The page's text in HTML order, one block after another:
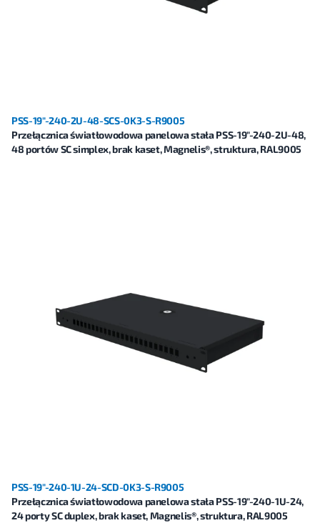
PSS-19"-240-2U-48-SCS-0K3-S-R9005
Przełącznica światłowodowa panelowa stała PSS-19"-240-2U-48,
48 portów SC simplex, brak kaset, Magnelis®, struktura, RAL9005
PSS-19"-240-1U-24-SCD-0K3-S-R9005
Przełącznica światłowodowa panelowa stała PSS-19"-240-1U-24,
24 porty SC duplex, brak kaset, Magnelis®, struktura, RAL9005